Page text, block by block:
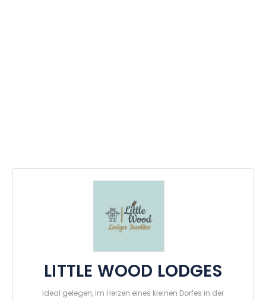
LITTLE WOOD LODGES
Ideal gelegen, im Herzen eines kleinen Dorfes in der